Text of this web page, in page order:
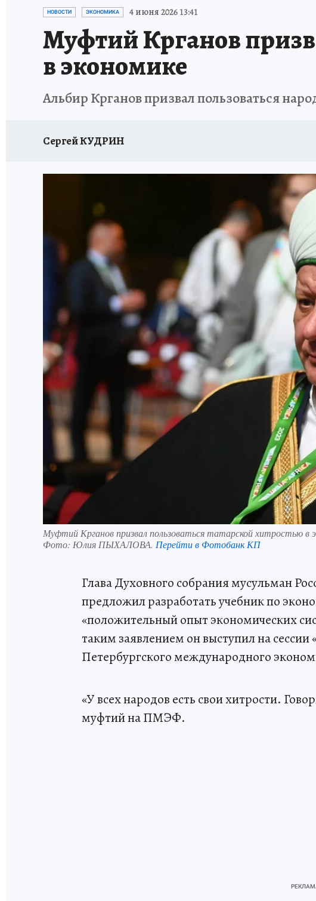
ИСПЫТАНО НА СЕБЕ
НОВОСТИ ЭКОНОМИКА 4 июня 2026 13:41
Муфтий Крганов
в экономике
Альбир Крганов призвал пользоваться
Сергей КУДРИН
Муфтий Крганов призвал пользоваться татарской хитростью в
Фото: Юлия ПЫХАЛОВА. Перейти в Фотобанк КП
Глава Духовного собрания мусульман
предложил разработать учебник по
«положительный опыт экономических
таким заявлением он выступил на
Петербургского международного
«У всех народов есть свои хитрости.
муфтий на ПМЭФ.